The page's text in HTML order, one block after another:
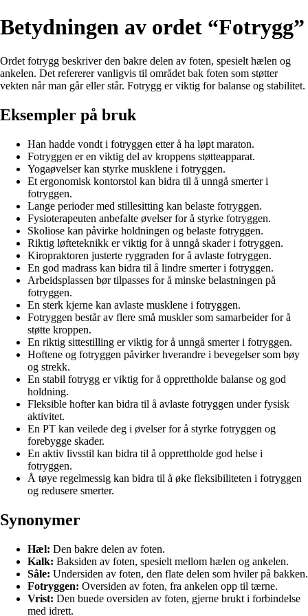
Betydningen av ordet “Fotrygg”
Ordet fotrygg beskriver den bakre delen av foten, spesielt hælen og
ankelen. Det refererer vanligvis til området bak foten som støtter
vekten når man går eller står. Fotrygg er viktig for balanse og stabilitet.
Eksempler på bruk
Han hadde vondt i fotryggen etter å ha løpt maraton.
Fotryggen er en viktig del av kroppens støtteapparat.
Yogaøvelser kan styrke musklene i fotryggen.
Et ergonomisk kontorstol kan bidra til å unngå smerter i
fotryggen.
Lange perioder med stillesitting kan belaste fotryggen.
Fysioterapeuten anbefalte øvelser for å styrke fotryggen.
Skoliose kan påvirke holdningen og belaste fotryggen.
Riktig løfteteknikk er viktig for å unngå skader i fotryggen.
Kiropraktoren justerte ryggraden for å avlaste fotryggen.
En god madrass kan bidra til å lindre smerter i fotryggen.
Arbeidsplassen bør tilpasses for å minske belastningen på
fotryggen.
En sterk kjerne kan avlaste musklene i fotryggen.
Fotryggen består av flere små muskler som samarbeider for å
støtte kroppen.
En riktig sittestilling er viktig for å unngå smerter i fotryggen.
Hoftene og fotryggen påvirker hverandre i bevegelser som bøy
og strekk.
En stabil fotrygg er viktig for å opprettholde balanse og god
holdning.
Fleksible hofter kan bidra til å avlaste fotryggen under fysisk
aktivitet.
En PT kan veilede deg i øvelser for å styrke fotryggen og
forebygge skader.
En aktiv livsstil kan bidra til å opprettholde god helse i
fotryggen.
Å tøye regelmessig kan bidra til å øke fleksibiliteten i fotryggen
og redusere smerter.
Synonymer
Hæl: Den bakre delen av foten.
Kalk: Baksiden av foten, spesielt mellom hælen og ankelen.
Såle: Undersiden av foten, den flate delen som hviler på bakken.
Fotryggen: Oversiden av foten, fra ankelen opp til tærne.
Vrist: Den buede oversiden av foten, gjerne brukt i forbindelse
med idrett.